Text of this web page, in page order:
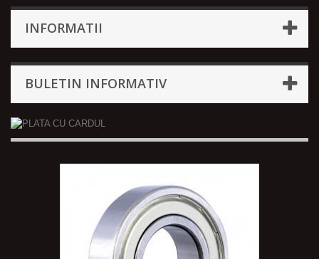
INFORMATII
BULETIN INFORMATIV